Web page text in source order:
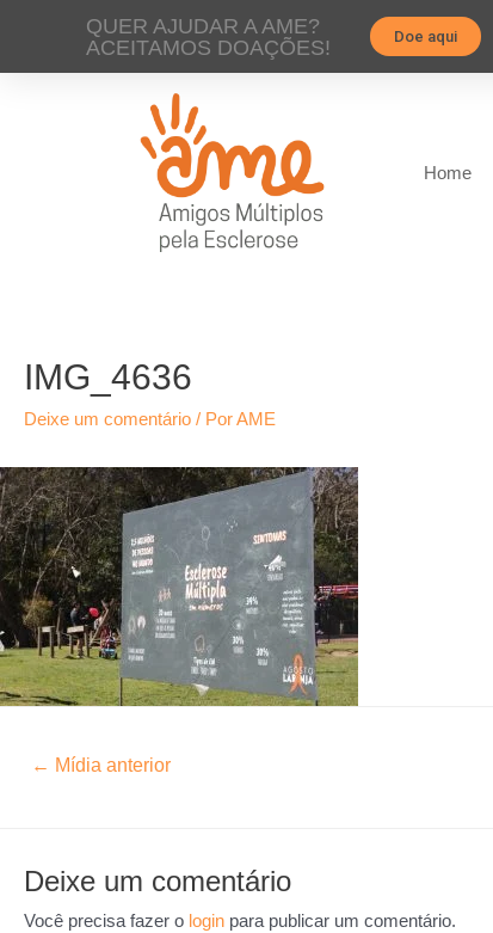
QUER AJUDAR A AME?
ACEITAMOS DOAÇÕES!
Doe aqui
Home
IMG_4636
Deixe um comentário / PorAME
← Mídia anterior
Deixe um comentário
Você precisa fazer o login para publicar um comentário.